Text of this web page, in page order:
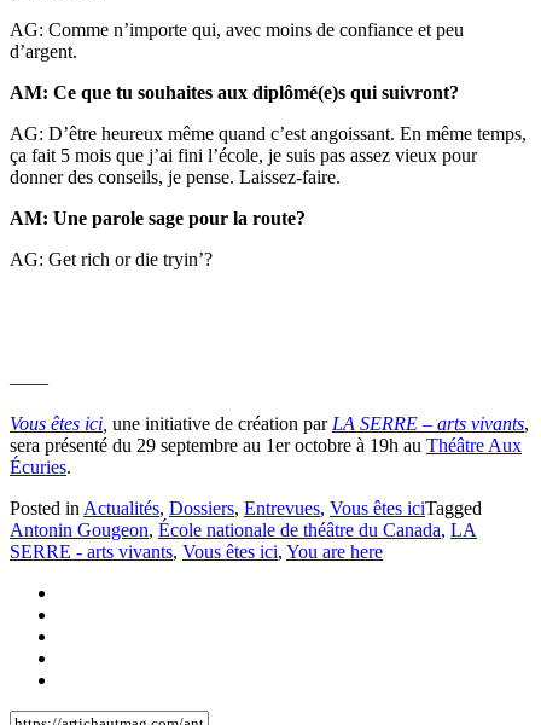
AG: Comme n’importe qui, avec moins de confiance et peu
d’argent.
AM: Ce que tu souhaites aux diplômé(e)s qui suivront?
AG: D’être heureux même quand c’est angoissant. En même temps,
ça fait 5 mois que j’ai fini l’école, je suis pas assez vieux pour
donner des conseils, je pense. Laissez-faire.
AM: Une parole sage pour la route?
AG: Get rich or die tryin’?
——
Vous êtes ici une initiative de création par LA SERRE – arts vivants,
sera présenté du 29 septembre au 1er octobre à 19h au Théâtre Aux
Écuries.
Posted in Actualités, Dossiers, Entrevues, Vous êtes iciTagged
Antonin Gougeon, École nationale de théâtre du Canada, LA
SERRE - arts vivants, Vous êtes ici, You are here